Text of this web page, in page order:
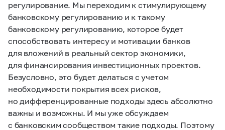
регулирование. Мы переходим к стимулирующему
банковскому регулированию и к такому
банковскому регулированию, которое будет
способствовать интересу и мотивации банков
для вложений в реальный сектор экономики,
для финансирования инвестиционных проектов.
Безусловно, это будет делаться с учетом
необходимости покрытия всех рисков,
но дифференцированные подходы здесь абсолютно
важны и возможны. И мы уже обсуждаем
с банковским сообществом такие подходы. Поэтому